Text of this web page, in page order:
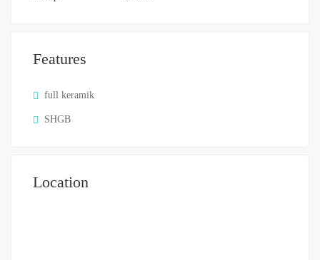
Features
full keramik
SHGB
Location